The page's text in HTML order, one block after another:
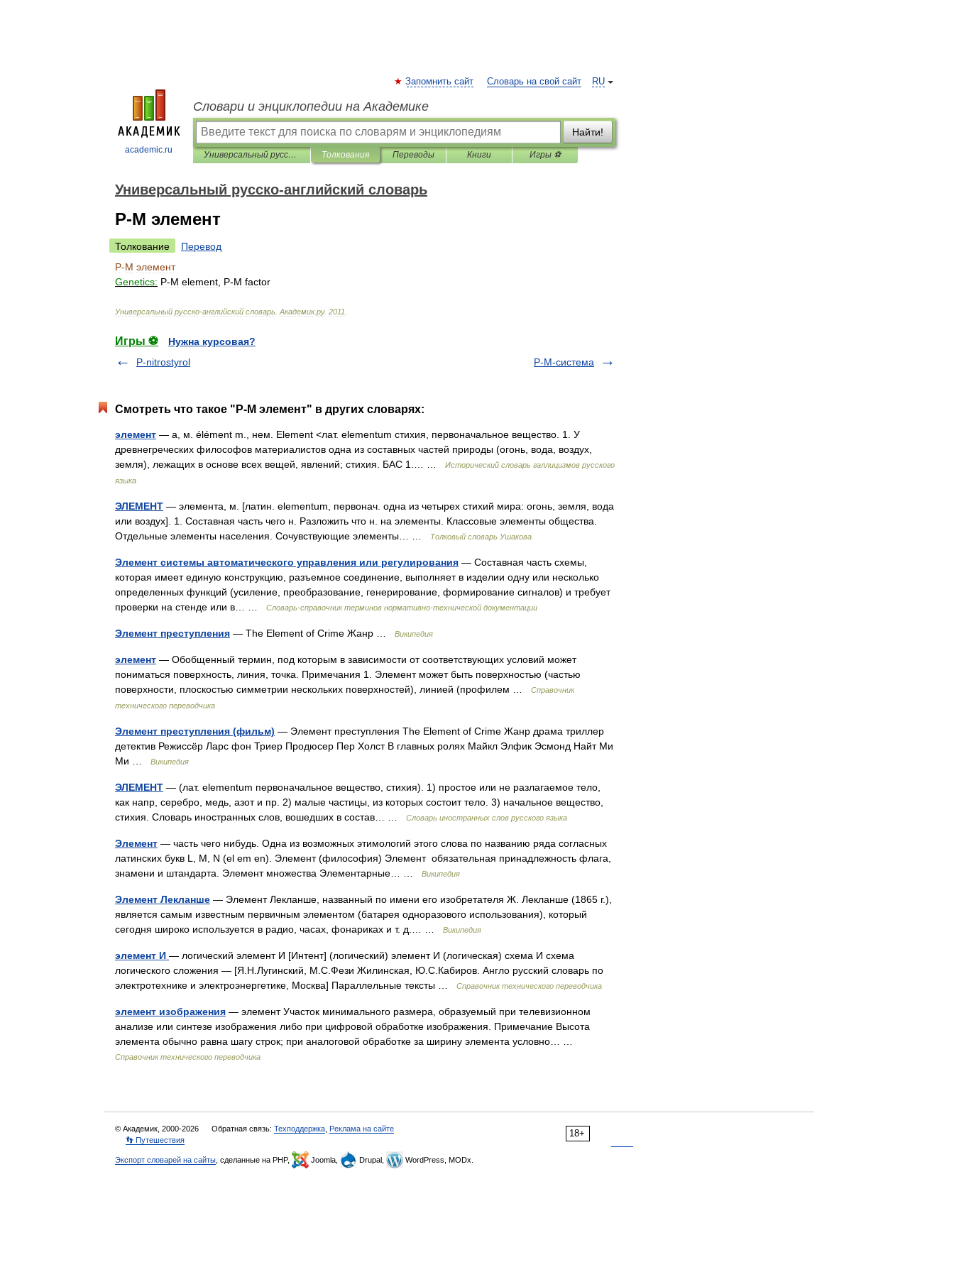
academic.ru
RU
Запомнить сайт Словарь на свой сайт
Словари и энциклопедии на Академике
Найти!
Универсальный русско-английский словарь Толкования Переводы Книги Игры ⚽
Универсальный русско-английский словарь
Р-М элемент
Толкование
Перевод
Р-М элемент
Genetics: P-M element P-M factor
Универсальный русско-английский словарь Академик.ру. 2011
Игры ⚽
Нужна курсовая?
Р-nitrostyrol
Р-М-система
Смотреть что такое "Р-М элемент" в других словарях:
элемент — а, м. élément m., нем. Element <лат. elementum стихия, первоначальное вещество. 1. У
древнегреческих философов материалистов одна из составных частей природы (огонь, вода, воздух,
земля), лежащих в основе всех вещей, явлений; стихия. БАС 1.… …
Исторический словарь галлицизмов русского
языка
ЭЛЕМЕНТ — элемента, м. [латин. elementum, первонач. одна из четырех стихий мира: огонь, земля, вода
или воздух]. 1. Составная часть чего н. Разложить что н. на элементы. Классовые элементы общества.
Отдельные элементы населения. Сочувствующие элементы… …
Толковый словарь Ушакова
Элемент системы автоматического управления или регулирования — Составная часть схемы,
которая имеет единую конструкцию, разъемное соединение, выполняет в изделии одну или несколько
определенных функций (усиление, преобразование, генерирование, формирование сигналов) и требует
проверки на стенде или в… …
Словарь-справочник терминов нормативно-технической документации
Элемент преступления — The Element of Crime Жанр … Википедия
элемент — Обобщенный термин, под которым в зависимости от соответствующих условий может
пониматься поверхность, линия, точка. Примечания 1. Элемент может быть поверхностью (частью
поверхности, плоскостью симметрии нескольких поверхностей), линией (профилем …
Справочник
технического переводчика
Элемент преступления (фильм) — Элемент преступления The Element of Crime Жанр драма триллер
детектив Режиссёр Ларс фон Триер Продюсер Пер Холст В главных ролях Майкл Элфик Эсмонд Найт Ми
Ми …
Википедия
ЭЛЕМЕНТ — (лат. elementum первоначальное вещество, стихия). 1) простое или не разлагаемое тело,
как напр, серебро, медь, азот и пр. 2) малые частицы, из которых состоит тело. 3) начальное вещество,
стихия. Словарь иностранных слов, вошедших в состав… …
Словарь иностранных слов русского языка
Элемент — часть чего нибудь. Одна из возможных этимологий этого слова по названию ряда согласных
латинских букв L, M, N (el em en). Элемент (философия) Элемент обязательная принадлежность флага,
знамени и штандарта. Элемент множества Элементарные… …
Википедия
Элемент Лекланше — Элемент Лекланше, названный по имени его изобретателя Ж. Лекланше (1865 г.),
является самым известным первичным элементом (батарея одноразового использования), который
сегодня широко используется в радио, часах, фонариках и т. д.… …
Википедия
элемент И — логический элемент И [Интент] (логический) элемент И (логическая) схема И схема
логического сложения — [Я.Н.Лугинский, М.С.Фези Жилинская, Ю.С.Кабиров. Англо русский словарь по
электротехнике и электроэнергетике, Москва] Параллельные тексты …
Справочник технического переводчика
элемент изображения — элемент Участок минимального размера, образуемый при телевизионном
анализе или синтезе изображения либо при цифровой обработке изображения. Примечание Высота
элемента обычно равна шагу строк; при аналоговой обработке за ширину элемента условно… …
Справочник технического переводчика
18+
© Академик, 2000-2026 Обратная связь: Техподдержка Реклама на сайте
👣 Путешествия
Экспорт словарей на сайты , сделанные на PHP, Joomla, Drupal, WordPress, MODx.